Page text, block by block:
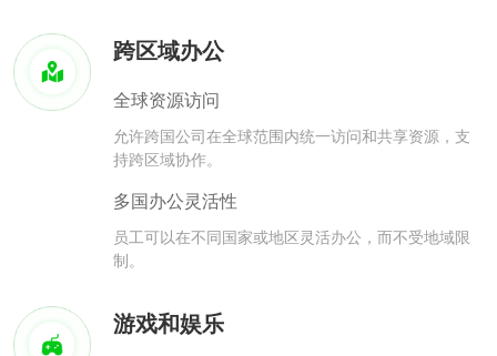
跨区域办公
全球资源访问
允许跨国公司在全球范围内统一访问和共享资源，支
持跨区域协作。
多国办公灵活性
员工可以在不同国家或地区灵活办公，而不受地域限
制。
游戏和娱乐